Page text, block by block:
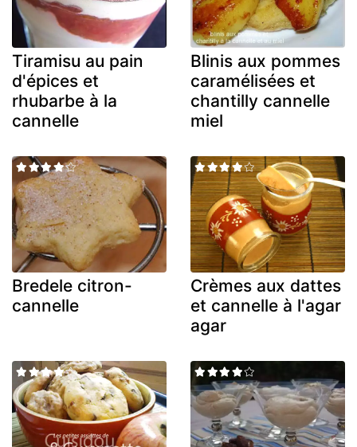
Tiramisu au pain
d'épices et
rhubarbe à la
cannelle
Blinis aux pommes
caramélisées et
chantilly cannelle
miel
Bredele citron-
cannelle
Crèmes aux dattes
et cannelle à l'agar
agar